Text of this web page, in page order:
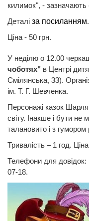
килимок", - зазначають
Деталі за посиланням.
Ціна - 50 грн.
У неділю о 12.00
чоботях" в Центрі
Смілянська, 33).
ім. Т. Г. Шевченка.
Персонажі казок
світу. Інакше і бути не
талановито і з гумором
Тривалість – 1 год.
Телефони для довідок:
07-18.